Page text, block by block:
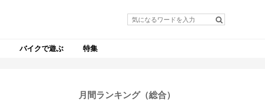
バイクで遊ぶ 特集
月間ランキング（総合）